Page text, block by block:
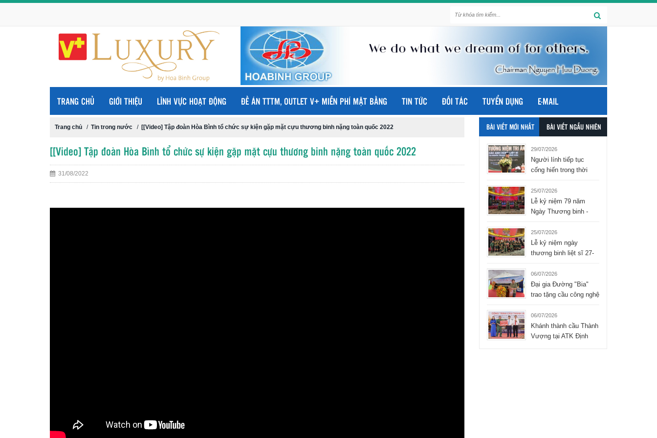
TRANG CHỦ GIỚI THIỆU LĨNH VỰC HOẠT ĐỘNG ĐỀ ÁN TTTM, OUTLET V+ MIỄN PHÍ MẶT BẰNG TIN TỨC ĐỐI TÁC TUYỂN DỤNG E-MAIL
Trang chủ / Tin trong nước / [[Video] Tập đoàn Hòa Bình tổ chức sự kiện gặp mặt cựu thương binh nặng toàn quốc 2022
[[Video] Tập đoàn Hòa Bình tổ chức sự kiện gặp mặt cựu thương binh nặng toàn quốc 2022
31/08/2022
BÀI VIẾT MỚI NHẤT BÀI VIẾT NGẪU NHIÊN
29/07/2026
Người lính tiếp tục
cống hiến trong thời
Bình Group
25/07/2026
Lễ kỷ niệm 79 năm
Ngày Thương binh -
Tập đoàn Hòa Bình
25/07/2026
Lễ kỷ niệm ngày
thương binh liệt sĩ 27-
TNHH Hòa Bình
06/07/2026
Đại gia Đường "Bia"
trao tặng cầu công nghệ
- Thái Nguyên
06/07/2026
Khánh thành cầu Thành
Vượng tại ATK Định